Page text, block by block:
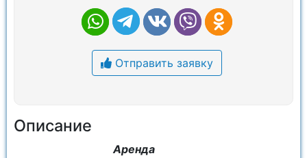
Отправить заявку
Описание
Аренда